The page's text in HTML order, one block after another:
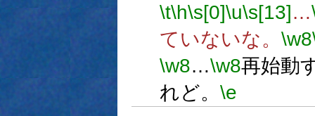
\t\h\s[0]\u\s[13]…
ていないな。 \w8
\w8…\w8再始動
れど。 \e